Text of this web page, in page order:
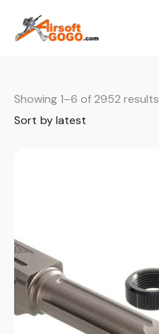
Showing 1–6 of 2952 results